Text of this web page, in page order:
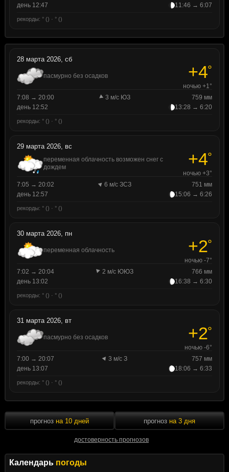
день 12:47
11:46 → 6:07
рекорды: ° () · ° ()
28 марта 2026, сб
пасмурно без осадков +4°
ночью +1°
7:08 → 20:00
3 м/с ЮЗ
759 мм
день 12:52
13:28 → 6:20
рекорды: ° () · ° ()
29 марта 2026, вс
переменная облачность возможен снег с
дождем
+4°
ночью +3°
7:05 → 20:02
6 м/с ЗСЗ
751 мм
день 12:57
15:06 → 6:26
рекорды: ° () · ° ()
30 марта 2026, пн
переменная облачность +2°
ночью -7°
7:02 → 20:04
2 м/с ЮЮЗ
766 мм
день 13:02
16:38 → 6:30
рекорды: ° () · ° ()
31 марта 2026, вт
пасмурно без осадков +2°
ночью -6°
7:00 → 20:07
3 м/с З
757 мм
день 13:07
18:06 → 6:33
рекорды: ° () · ° ()
прогноз на 10 дней
достоверность прогнозов
прогноз на 3 дня
Календарь погоды